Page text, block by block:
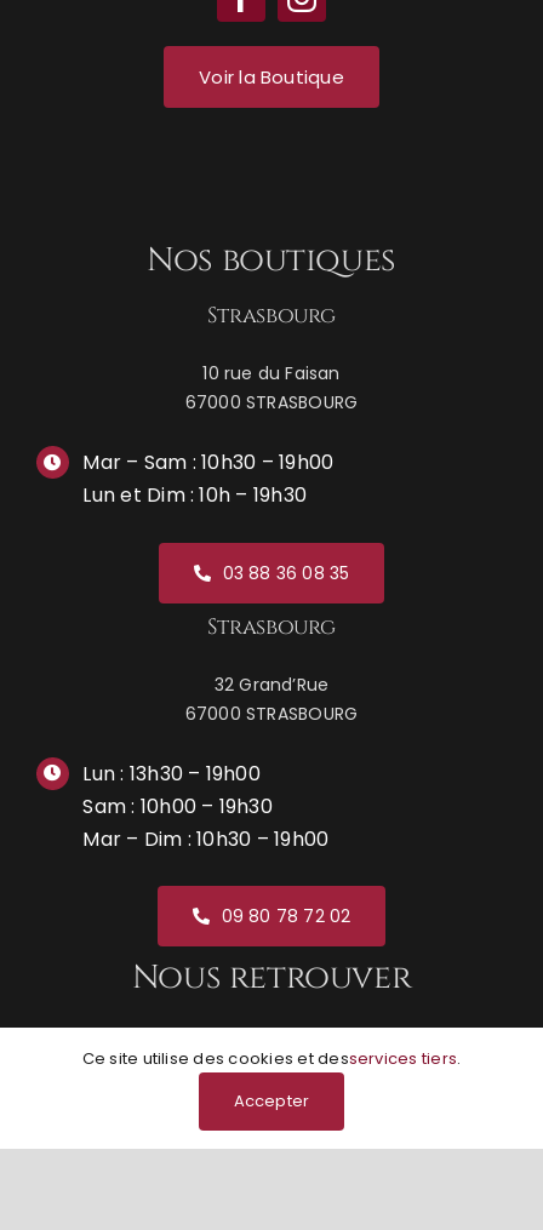
Nos boutiques
Strasbourg
10 rue du Faisan
67000 STRASBOURG
Mar – Sam : 10h30 – 19h00
Lun et Dim : 10h – 19h30
03 88 36 08 35
Strasbourg
32 Grand’Rue
67000 STRASBOURG
Lun : 13h30 – 19h00
Sam : 10h00 – 19h30
Mar – Dim : 10h30 – 19h00
09 80 78 72 02
Nous retrouver
Voir la Boutique
Ce site utilise des cookies et desservices tiers.
Accepter